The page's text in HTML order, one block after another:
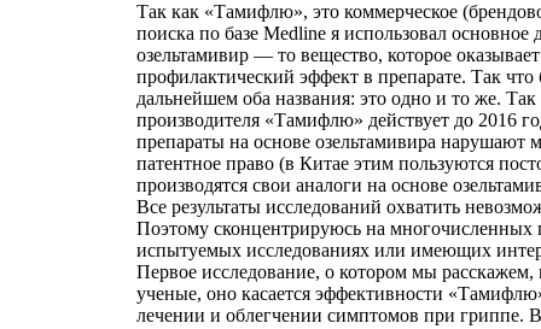
Так как «Тамифлю», это коммерческое
поиска по базе Medline я использовал
озельтамивир — то вещество, которое
профилактический эффект в препарате. Так что
дальнейшем оба названия: это одно и то же. Так
производителя «Тамифлю» действует до 2016
препараты на основе озельтамивира нарушают
патентное право (в Китае этим пользуются
производятся свои аналоги на основе
Все результаты исследований охватить
Поэтому сконцентрируюсь на многочисленных
испытуемых исследованиях или имеющих
Первое исследование, о котором мы расскажем,
ученые, оно касается эффективности
лечении и облегчении симптомов при гриппе.